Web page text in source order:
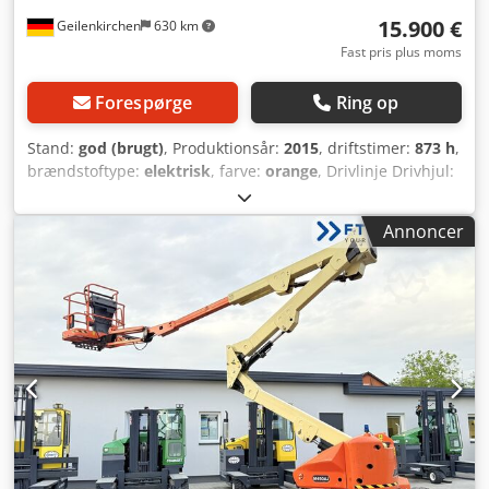
Geilenkirchen 630 km 15.900 €
Fast pris plus moms
Forespørge Ring op
Stand: god (brugt), Produktionsår: 2015, driftstimer: 873 h,
brændstoftype: elektrisk, farve: orange, Drivlinje Drivhjul:
Hjul Vægte Egenvægt: 6.764 kg Funktionelle egenskaber
Mast: Knækarmsmast Løftekapacitet: 230 kg Csdpfxezk
Ixme Abreha Arbejdshøjde: 1.570 cm Mål på lastrummet:
645 x 175 x 201 cm CE-mærkning: ja Vedligeholdelse,
historik og tilstand Antal ejere: 1 Teknisk tilstand: god
Visuel tilstand: god Yderligere oplysninger
Leveringsbetingelser: EXW Maks. horisontal rækkevidde:
724 m Maks. armudslag i grader: 360 Maks. udslag af
arbejdsplatformen i grader: 360 Produktionsland: USA
Yderligere oplysninger Kontakt Stephan Honinx, Dietmar
Pack eller Simon Pack for yderligere information. Maskine,
der er klar til brug (fuldt funktionsdygtig maskine) Inkl.: CE-
certifikat, brugs- og vedligeholdelsesvejledning,
Annoncer